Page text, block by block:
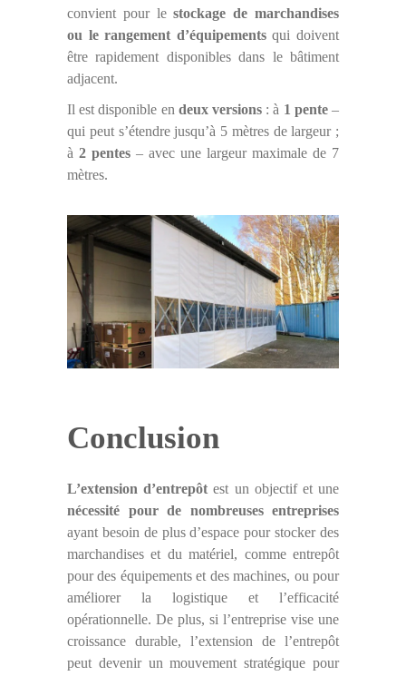
convient pour lestockage de marchandises
ou le rangement d’équipementsqui doivent
être rapidement disponibles dans le bâtiment
adjacent.
Il est disponible en deux versions : à 1 pente–
qui peut s’étendre jusqu’à 5 mètres de largeur ;
à 2 pentes – avec une largeur maximale de 7
mètres.
Conclusion
L’extension d’entrepôt est un objectif et une
nécessité pour de nombreuses entreprises
ayant besoin de plus d’espace pour stocker des
marchandises et du matériel, comme entrepôt
pour des équipements et des machines, ou pour
améliorer la logistique et l’efficacité
opérationnelle. De plus, si l’entreprise vise une
croissance durable, l’extension de l’entrepôt
peut devenir un mouvement stratégique pour